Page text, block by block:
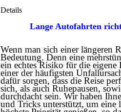
Details
Lange Autofahrten
Wenn man sich einer längeren
Bedeutung. Denn eine
ein echtes Risiko für die
einer der häufigsten
dafür sorgen, dass die Reise
sich, als auch Ruhepausen,
durchdacht sein. Wir haben
und Tricks unterstützt, um eine